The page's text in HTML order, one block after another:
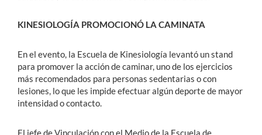
KINESIOLOGÍA PROMOCIONÓ LA CAMINATA
En el evento, la Escuela de Kinesiología levantó un stand
para promover la acción de caminar, uno de los ejercicios
más recomendados para personas sedentarias o con
lesiones, lo que les impide efectuar algún deporte de mayor
intensidad o contacto.
El jefe de Vinculación con el Medio de la Escuela de